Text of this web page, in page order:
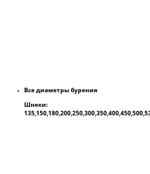
Все диаметры бурения
Шнеки: